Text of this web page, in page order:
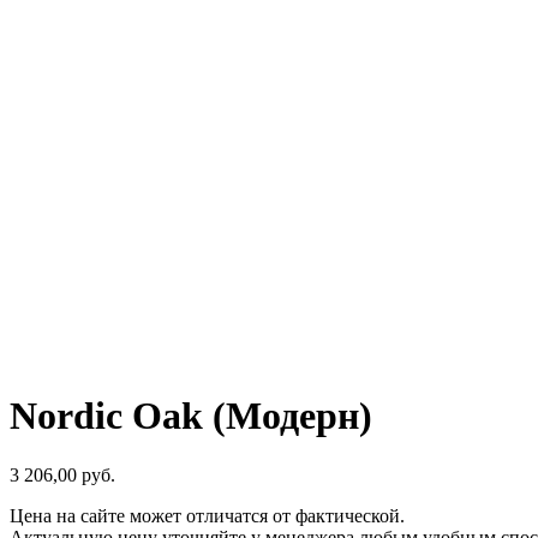
Nordic Oak (Модерн)
3 206,00 руб.
Цена на сайте может отличатся от фактической.